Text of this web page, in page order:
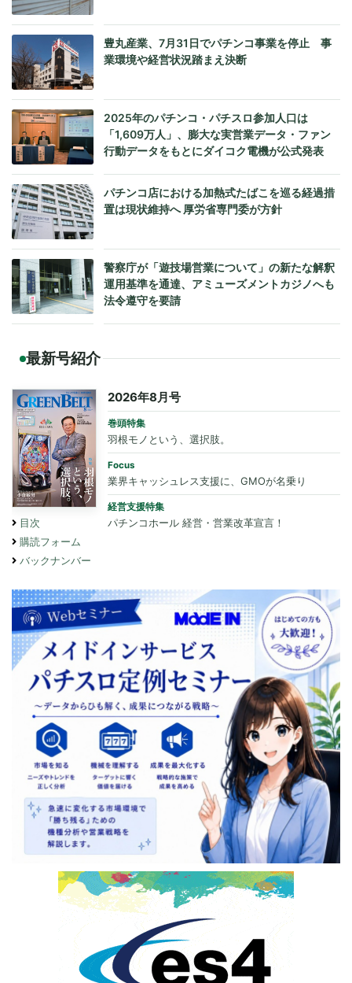
豊丸産業、7月31日でパチンコ事業を停止 事
業環境や経営状況踏まえ決断
2025年のパチンコ・パチスロ参加人口は
「1,609万人」、膨大な実営業データ・ファン
行動データをもとにダイコク電機が公式発表
パチンコ店における加熱式たばこを巡る経過措
置は現状維持へ 厚労省専門委が方針
警察庁が「遊技場営業について」の新たな解釈
運用基準を通達、アミューズメントカジノへも
法令遵守を要請
最新号紹介
目次
購読フォーム
バックナンバー
2026年8月号
巻頭特集
羽根モノという、選択肢。
Focus
業界キャッシュレス支援に、GMOが名乗り
経営支援特集
パチンコホール 経営・営業改革宣言！